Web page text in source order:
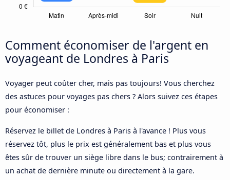
Comment économiser de l'argent en
voyageant de Londres à Paris
Voyager peut coûter cher, mais pas toujours! Vous cherchez
des astuces pour voyages pas chers ? Alors suivez ces étapes
pour économiser :
Réservez le billet de Londres à Paris à l'avance ! Plus vous
réservez tôt, plus le prix est généralement bas et plus vous
êtes sûr de trouver un siège libre dans le bus; contrairement à
un achat de dernière minute ou directement à la gare.